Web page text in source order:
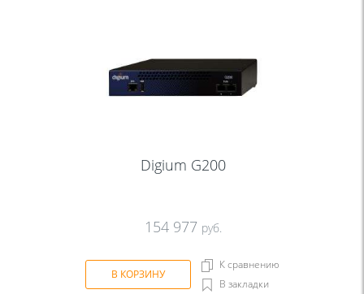
Digium G200
154 977 руб.
В КОРЗИНУ
К сравнению
В закладки